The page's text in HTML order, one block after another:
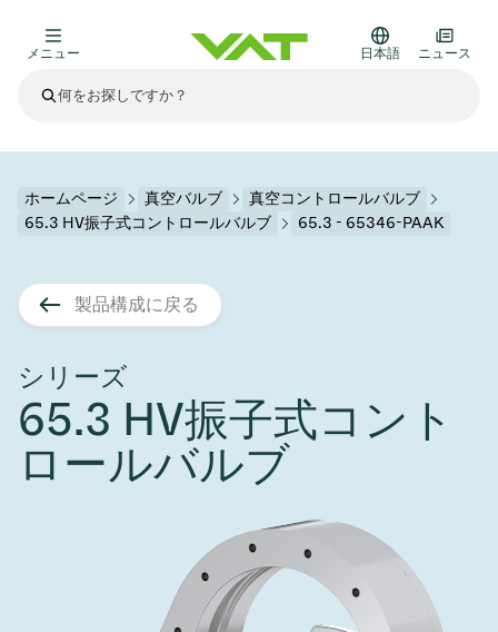
ニュース
9月 17, 2026 イベント情報
Semicon India 2026で精密技術を追求
し、進歩を支えます。
日本語
メニュー
真空アイソレーションバルブ
真空ゲートバルブ
真空アングルバルブ、インラインバルブ、シリンダーバル
真空バタフライバルブ
その他製品
フランジコネクタとガスケット
モーションコンポーネント
VATエッジ溶接メタルベローズ
真空モジュール
基板搬送
サブファブシステム
ディスプレイ製造
スパッタリング
薄膜封止(CVD)
科学機器と医学
医療・医薬品分野
科学機器
真空輸送
バッテリー製造
サブファブシステム
高エネルギー物理学
製品サービス
スペアパーツ
標準修理サービス
VATサービスセンター
企業責任
Presentations
Shares and debt
サプライチェーンマネジメント
ホームページ 真空バルブ
真空コントロールバルブ
65.3 HV振子式コントロールバルブ
65.3 - 65346-PAAK
製品構成に戻る
シリーズ
65.3 HV振子式コント
ロールバルブ